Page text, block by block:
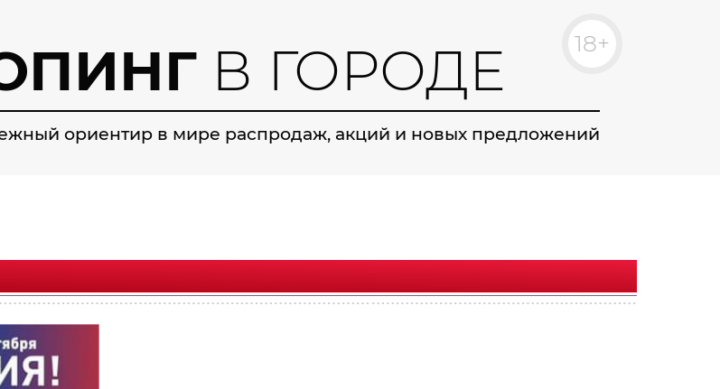
В ГОРОДЕ
ориентир в мире распродаж, акций и новых предложений
18+